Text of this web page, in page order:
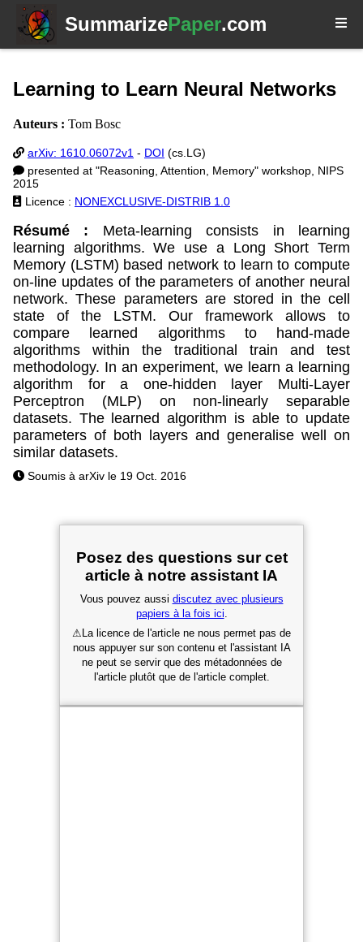
SummarizePaper.com
Learning to Learn Neural Networks
Auteurs : Tom Bosc
arXiv: 1610.06072v1 - DOI (cs.LG)
presented at "Reasoning, Attention, Memory" workshop, NIPS
2015
Licence : NONEXCLUSIVE-DISTRIB 1.0
Résumé :
Meta-learning consists in learning
learning algorithms. We use a Long Short Term
Memory (LSTM) based network to learn to compute
on-line updates of the parameters of another neural
network. These parameters are stored in the cell
state of the LSTM. Our framework allows to
compare learned algorithms to hand-made
algorithms within the traditional train and test
methodology. In an experiment, we learn a learning
algorithm for a one-hidden layer Multi-Layer
Perceptron (MLP) on non-linearly separable
datasets. The learned algorithm is able to update
parameters of both layers and generalise well on
similar datasets.
Soumis à arXiv le 19 Oct. 2016
Posez des questions sur cet
article à notre assistant IA
Vous pouvez aussi discutez avec plusieurs
papiers à la fois ici.
⚠ La licence de l'article ne nous permet pas de
nous appuyer sur son contenu et l'assistant IA
ne peut se servir que des métadonnées de
l'article plutôt que de l'article complet.